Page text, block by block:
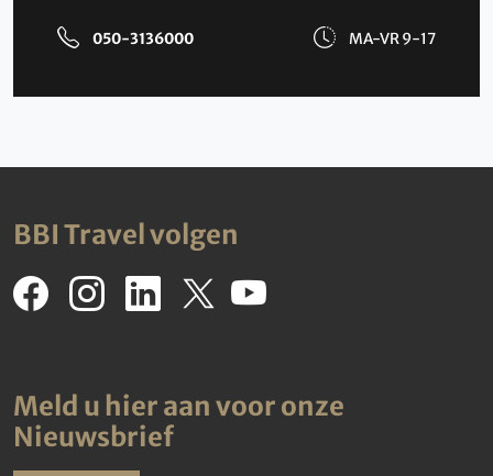
050-3136000 MA-VR 9-17
BBI Travel volgen
Meld u hier aan voor onze
Nieuwsbrief